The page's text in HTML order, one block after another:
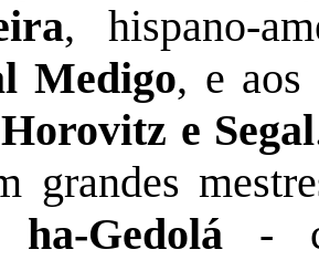
, hispano-
Medigo, e aos
e Segal
grandes
ha-Gedolá -